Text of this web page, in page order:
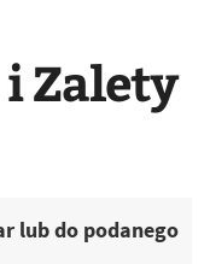
Zalety
lub do podanego